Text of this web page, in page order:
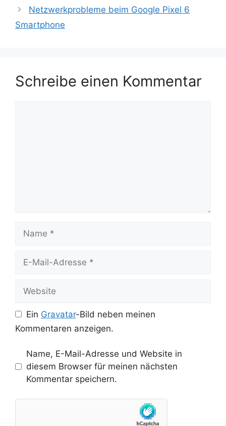
Netzwerkprobleme beim Google Pixel 6
Smartphone
Schreibe einen Kommentar
Mail-
Ein Gravatar-Bild neben meinen
Kommentaren anzeigen.
Name, E-Mail-Adresse und Website in
diesem Browser für meinen nächsten
Kommentar speichern.